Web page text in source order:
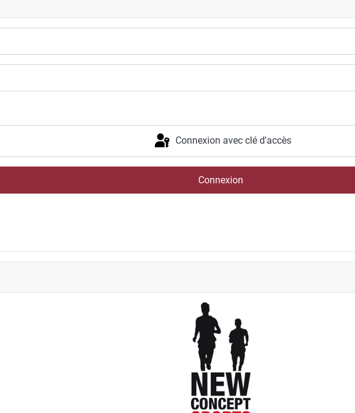
Connexion avec clé d'accès
Connexion